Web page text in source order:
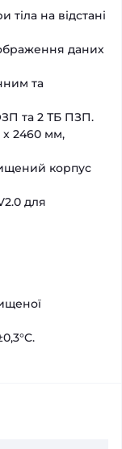
на відстані
даних
та
та 2 ТБ ПЗП.
x 2460 мм,
корпус
для